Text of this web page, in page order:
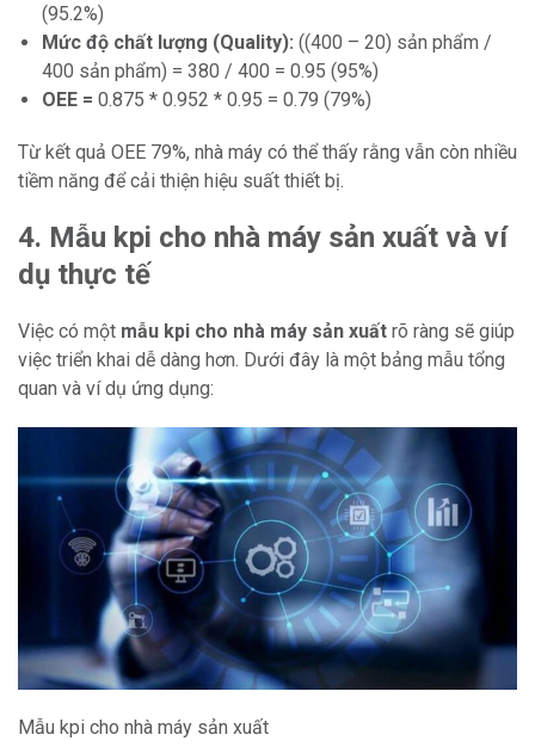
(95.2%)
Mức độ chất lượng (Quality): ((400 – 20) sản phẩm /
400 sản phẩm) = 380 / 400 = 0.95 (95%)
OEE = 0.875 * 0.952 * 0.95 = 0.79 (79%)
Từ kết quả OEE 79%, nhà máy có thể thấy rằng vẫn còn nhiều
tiềm năng để cải thiện hiệu suất thiết bị.
4. Mẫu kpi cho nhà máy sản xuất và ví
dụ thực tế
Việc có một mẫu kpi cho nhà máy sản xuất rõ ràng sẽ giúp
việc triển khai dễ dàng hơn. Dưới đây là một bảng mẫu tổng
quan và ví dụ ứng dụng:
Mẫu kpi cho nhà máy sản xuất